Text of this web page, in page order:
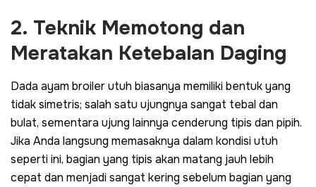
2. Teknik Memotong dan
Meratakan Ketebalan Daging
Dada ayam broiler utuh biasanya memiliki bentuk yang
tidak simetris; salah satu ujungnya sangat tebal dan
bulat, sementara ujung lainnya cenderung tipis dan pipih.
Jika Anda langsung memasaknya dalam kondisi utuh
seperti ini, bagian yang tipis akan matang jauh lebih
cepat dan menjadi sangat kering sebelum bagian yang